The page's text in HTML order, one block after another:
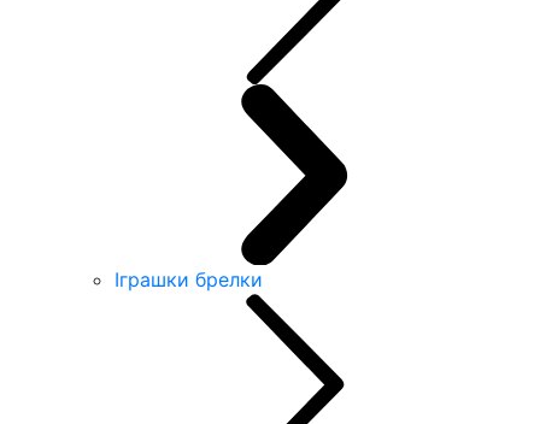
Іграшки брелки